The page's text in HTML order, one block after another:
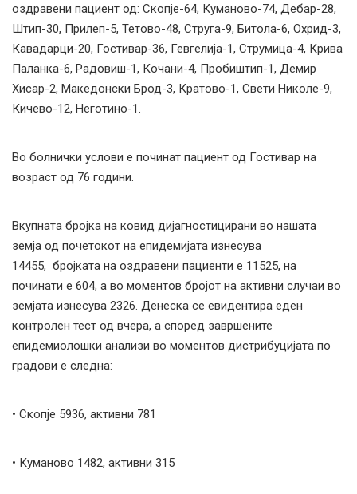
оздравени пациент од: Скопје-64, Куманово-74, Дебар-28,
Штип-30, Прилеп-5, Тетово-48, Струга-9, Битола-6, Охрид-3,
Кавадарци-20, Гостивар-36, Гевгелија-1, Струмица-4, Крива
Паланка-6, Радовиш-1, Кочани-4, Пробиштип-1, Демир
Хисар-2, Македонски Брод-3, Кратово-1, Свети Николе-9,
Кичево-12, Неготино-1.
Во болнички услови е починат пациент од Гостивар на
возраст од 76 години.
Вкупната бројка на ковид дијагностицирани во нашата
земја од почетокот на епидемијата изнесува
14455, бројката на оздравени пациенти е 11525, на
починати е 604, а во моментов бројот на активни случаи во
земјата изнесува 2326. Денеска се евидентира еден
контролен тест од вчера, а според завршените
епидемиолошки анализи во моментов дистрибуцијата по
градови е следна:
• Скопје 5936, активни 781
• Куманово 1482, активни 315